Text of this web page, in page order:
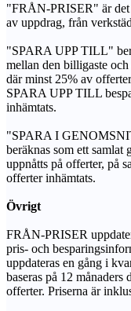
"FRÅN-PRISER" är det
av uppdrag, från
"SPARA UPP TILL"
mellan den billigaste
där minst 25% av
SPARA UPP TILL
inhämtats.
"SPARA I
beräknas som ett samlat
uppnåtts på offerter, på
offerter inhämtats.
Övrigt
FRÅN-PRISER
pris- och
uppdateras en gång i
baseras på 12
offerter. Priserna är